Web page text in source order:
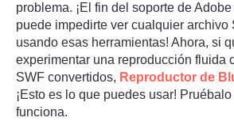
problema. ¡El fin del soporte de
puede impedirte ver cualquier archivo
usando esas herramientas! Ahora, si
experimentar una reproducción fluida
SWF convertidos, Reproductor de
¡Esto es lo que puedes usar!
funciona.